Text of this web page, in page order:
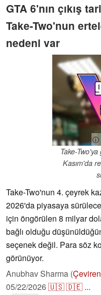
GTA 6'nın çıkış
Take-Two'nun
nedeni var
ⓘ
Take-
Kasım'da
Take-Two'nun 4. çeyrek
2026'da piyasaya
için öngörülen 8 milyar
bağlı olduğu
seçenek değil. Para söz
görünüyor.
Anubhav Sharma (Çeviren
05/22/2026🇺🇸🇩🇪 ...